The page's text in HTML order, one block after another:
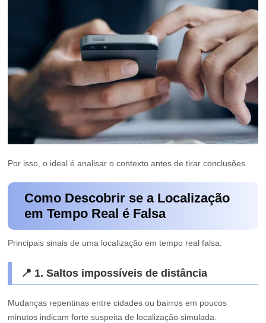
Por isso, o ideal é analisar o contexto antes de tirar conclusões.
Como Descobrir se a Localização
em Tempo Real é Falsa
Principais sinais de uma localização em tempo real falsa:
📍 1. Saltos impossíveis de distância
Mudanças repentinas entre cidades ou bairros em poucos
minutos indicam forte suspeita de localização simulada.